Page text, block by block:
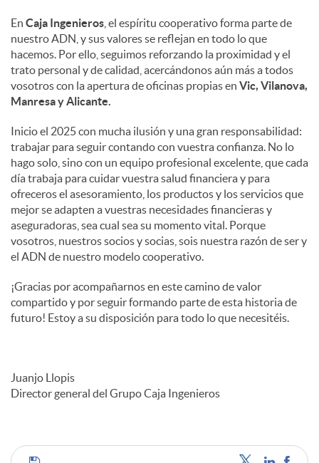
En Caja Ingenieros , el espíritu cooperativo forma parte de
nuestro ADN, y sus valores se reflejan en todo lo que
hacemos. Por ello, seguimos reforzando la proximidad y el
trato personal y de calidad, acercándonos aún más a todos
vosotros con la apertura de oficinas propias en Vic, Vilanova,
Manresa y Alicante.
Inicio el 2025 con mucha ilusión y una gran responsabilidad:
trabajar para seguir contando con vuestra confianza. No lo
hago solo, sino con un equipo profesional excelente, que cada
día trabaja para cuidar vuestra salud financiera y para
ofreceros el asesoramiento, los productos y los servicios que
mejor se adapten a vuestras necesidades financieras y
aseguradoras, sea cual sea su momento vital. Porque
vosotros, nuestros socios y socias, sois nuestra razón de ser y
el ADN de nuestro modelo cooperativo.
¡Gracias por acompañarnos en este camino de valor
compartido y por seguir formando parte de esta historia de
futuro! Estoy a su disposición para todo lo que necesitéis.
Juanjo Llopis
Director general del Grupo Caja Ingenieros